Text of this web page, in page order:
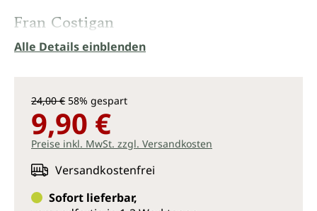
Fran Costigan
die Königin der veganen Desserts, ist die wohl
Yorker Lehrküche damit verbracht, Rezepte so lange
zu verfeinern, bis es vegane Meisterwerke wurden.
Ergebnis ist dieses Werk, was in seiner Art einzigartig
ist. Nach ihrer Erfahrung ist vegane Schokolade noch
unverfälschter und intensiver im Geschmack – ganz
ohne Milchprodukte, Eier oder weißen Zucker.
120 himmlische und rein vegane Schokoladen-
Alle Details einblenden
24,00 € 58% gespart
9,90 €
Preise inkl. MwSt. zzgl. Versandkosten
Versandkostenfrei
Sofort lieferbar,